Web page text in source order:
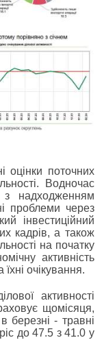
оцінки поточних
Водночас
з надходженням
проблеми через
інвестиційний
кадрів, а також
на початку
активність
очікування.
активності
щомісяця,
березні - травні
до 47.5 з 41.0 у